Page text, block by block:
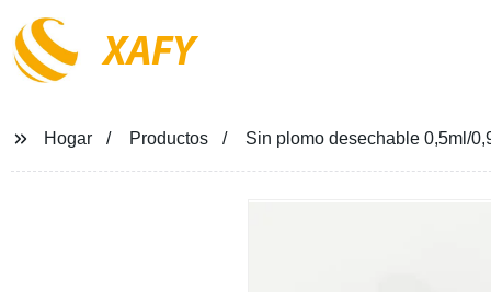
XAFY
Hogar Productos Sin plomo desechable 0,5ml/